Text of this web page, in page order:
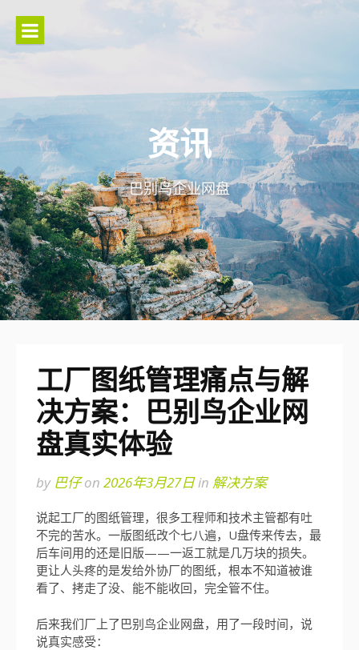
content
资讯
巴别鸟企业网盘
工厂图纸管理痛点与解
决方案：巴别鸟企业网
盘真实体验
by 巴仔on 2026年3月27日in 解决方案
说起工厂的图纸管理，很多工程师和技术主管都有吐
不完的苦水。一版图纸改个七八遍，U盘传来传去，最
后车间用的还是旧版——一返工就是几万块的损失。
更让人头疼的是发给外协厂的图纸，根本不知道被谁
看了、拷走了没、能不能收回，完全管不住。
后来我们厂上了巴别鸟企业网盘，用了一段时间，说
说真实感受：